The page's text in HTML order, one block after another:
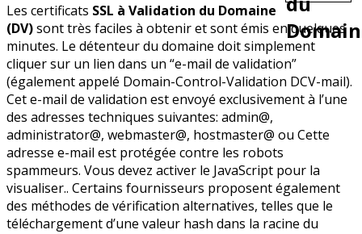
Les certificats SSL à Validation du Domaine
(DV)sont très faciles à obtenir et sont émis en quelques
minutes. Le détenteur du domaine doit simplement
cliquer sur un lien dans un “e-mail de validation”
(également appelé Domain-Control-Validation DCV-mail).
Cet e-mail de validation est envoyé exclusivement à l’une
des adresses techniques suivantes: admin@,
administrator@, webmaster@, hostmaster@ ou Cette
adresse e-mail est protégée contre les robots
spammeurs. Vous devez activer le JavaScript pour la
visualiser.. Certains fournisseurs proposent également
des méthodes de vérification alternatives, telles que le
téléchargement d’une valeur hash dans la racine du